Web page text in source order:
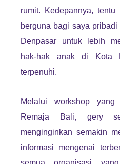
rumit. Kedepannya,
berguna bagi saya
Denpasar untuk lebih
hak-hak anak di Kota
terpenuhi.
Melalui workshop
Remaja Bali, gery
menginginkan semakin
informasi mengenai